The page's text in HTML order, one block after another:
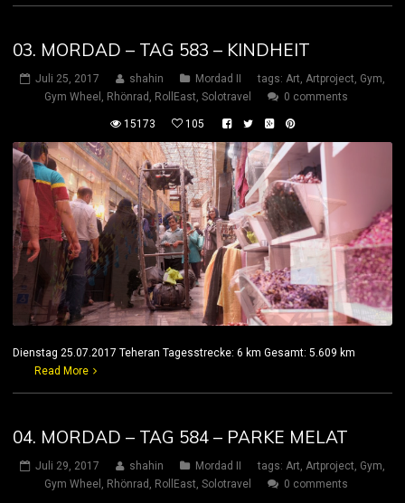
03. MORDAD – TAG 583 – KINDHEIT
Juli 25, 2017 shahin Mordad II tags: Art, Artproject, Gym,
Gym Wheel , Rhönrad , RollEast, Solotravel 0 comments
15173 105
Dienstag 25.07.2017 Teheran Tagesstrecke: 6 km Gesamt: 5.609 km
Read More
04. MORDAD – TAG 584 – PARKE MELAT
Juli 29, 2017 shahin Mordad II tags: Art Artproject Gym
Gym Wheel
Rhönrad RollEast Solotravel 0 comments